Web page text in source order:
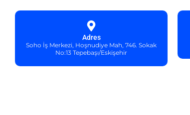
Adres
Soho İş Merkezi, Hoşnudiye Mah, 746. Sokak
No:13 Tepebaşı/Eskişehir